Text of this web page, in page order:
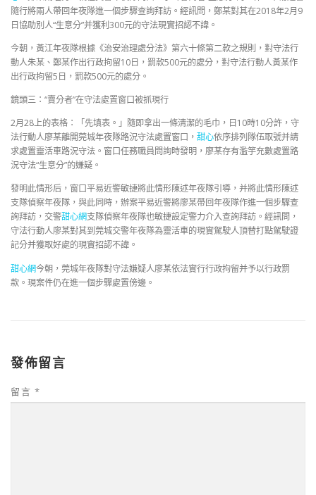
隨行將兩人帶回年夜隊進一個步驟查詢拜訪。經訊問，鄭某對其在2018年2月9
日協助別人“生意分”并獲利300元的守法現實招認不諱。
今朝，黃江年夜隊根據《治安治理處分法》第六十條第二款之規則，對守法行
動人朱某、鄭某作出行政拘留10日，罰款500元的處分，對守法行動人黃某作
出行政拘留5日，罰款500元的處分。
鏡頭三：“賣分者”在守法處置窗口被抓現行
2月28上的表格：「先填表。」隨即拿出一條清潔的毛巾，日10時10分許，守
法行動人廖某離開莞城年夜隊路況守法處置窗口， 甜心依序排列隊伍取號并請
求處置靈活車路況守法。窗口任務職員問詢時發明，廖某存有濫竽充數處置路
況守法“生意分”的嫌疑。
發明此情形后，窗口平易近警敏捷將此情形陳述年夜隊引導，并將此情形陳述
支隊偵察年夜隊，與此同時，辦案平易近警將廖某帶回年夜隊作進一個步驟查
詢拜訪，交警甜心網支隊偵察年夜隊也敏捷設定警力介入查詢拜訪。經訊問，
守法行動人廖某對其到莞城交警年夜隊為靈活車的現實駕駛人頂替打點駕駛證
記分并獲取好處的現實招認不諱。
甜心網今朝，莞城年夜隊對守法嫌疑人廖某依法實行行政拘留并予以行政罰
款。現案件仍在進一個步驟處置傍邊。
發佈留言
留言 *